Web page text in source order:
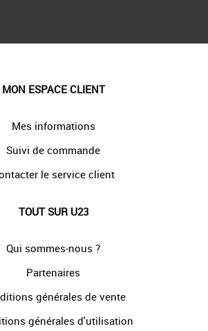
MON ESPACE CLIENT
Mes informations
Suivi de commande
le service client
TOUT SUR U23
Qui sommes-nous ?
Partenaires
générales de vente
générales d'utilisation